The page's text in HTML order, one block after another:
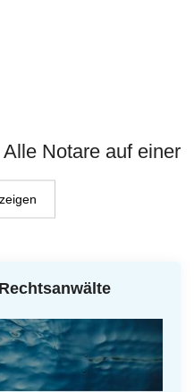
Notare auf einer